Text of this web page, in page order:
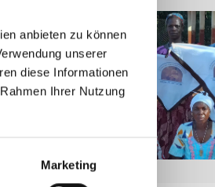
anbieten zu können
unserer
diese Informationen
Ihrer Nutzung
Marketing